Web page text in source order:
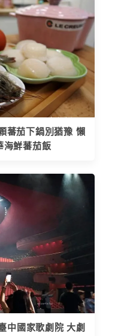
蕃茄下鍋別猶豫 懶
海鮮蕃茄飯
中國家歌劇院 大劇